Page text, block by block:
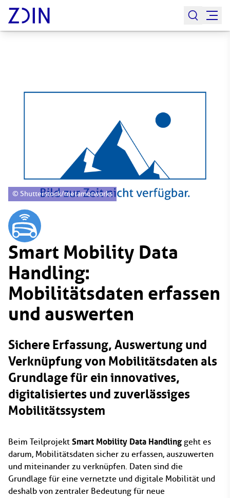
© Shutterstock/metamorworks
Smart Mobility Data
Handling:
Mobilitätsdaten erfassen
und auswerten
Sichere Erfassung, Auswertung und
Verknüpfung von Mobilitätsdaten als
Grundlage für ein innovatives,
digitalisiertes und zuverlässiges
Mobilitätssystem
Beim Teilprojekt Smart Mobility Data Handling geht es
darum, Mobilitätsdaten sicher zu erfassen, auszuwerten
und miteinander zu verknüpfen. Daten sind die
Grundlage für eine vernetzte und digitale Mobilität und
deshalb von zentraler Bedeutung für neue